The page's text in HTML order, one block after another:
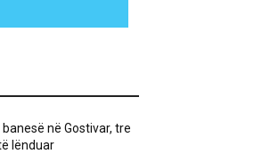
banesë në Gostivar, tre
lënduar